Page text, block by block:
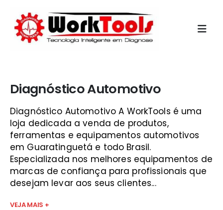
Diagnóstico Automotivo
Diagnóstico Automotivo A WorkTools é uma
loja dedicada a venda de produtos,
ferramentas e equipamentos automotivos
em Guaratinguetá e todo Brasil.
Especializada nos melhores equipamentos de
marcas de confiança para profissionais que
desejam levar aos seus clientes...
VEJA MAIS +